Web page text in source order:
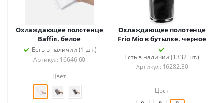
Охлаждающее полотенце
Baffin, белое
Есть в наличии (1 шт.)
Артикул: 16646.60
Цвет
Охлаждающее полотенце
Frio Mio в бутылке, черное
Есть в наличии (1332 шт.)
Артикул: 16282.30
Цвет